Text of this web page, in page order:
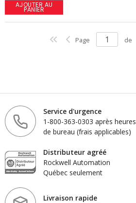
AJOUTER AU
PANIER
Page de
Service d'urgence
1-800-363-0303 après heures
de bureau (frais applicables)
Distributeur agréé
Rockwell Automation
Québec seulement
Livraison rapide